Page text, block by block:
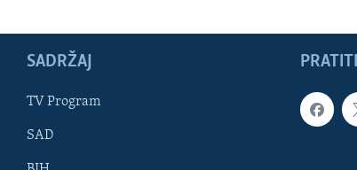
SADRŽAJ
TV Program
SAD